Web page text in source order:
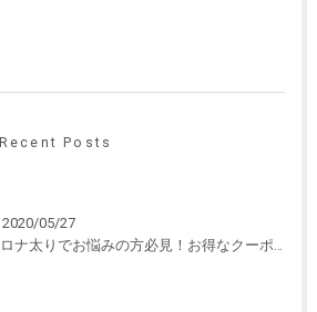
Recent Posts
2020/05/27
コロナ太りでお悩みの方必見！お得なクーポン情報